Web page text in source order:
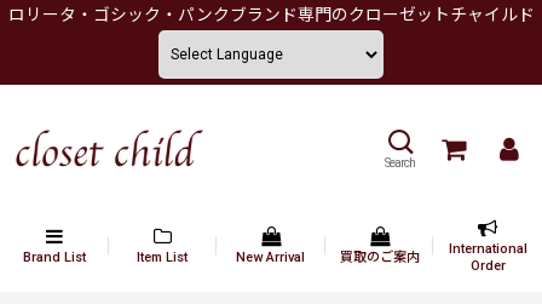
ロリータ・ゴシック・パンクブランド専門のクローゼットチャイルド
Search
Brand List Item List New Arrival 買取のご案内
International
Order